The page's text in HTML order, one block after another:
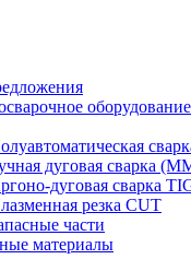
оборудование
дуговая сварка
дуговая сварка
резка CUT
части
материалы